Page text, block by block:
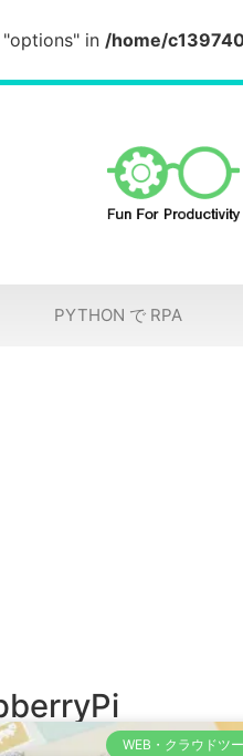
in /home/
PYTHON で RPA
WEB・クラウドツ